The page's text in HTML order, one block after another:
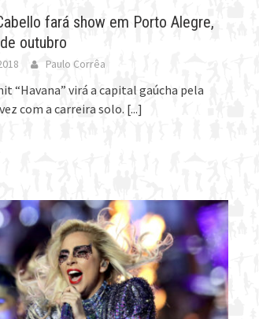
fará show em Porto Alegre,
outubro
Paulo Corrêa
“Havana” virá a capital gaúcha pela
com a carreira solo. [...]